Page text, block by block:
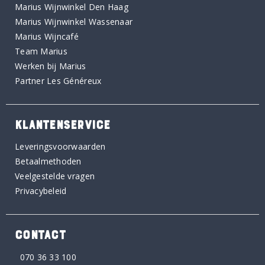
Marius Wijnwinkel Den Haag
Marius Wijnwinkel Wassenaar
Marius Wijncafé
Team Marius
Werken bij Marius
Partner Les Généreux
KLANTENSERVICE
Leveringsvoorwaarden
Betaalmethoden
Veelgestelde vragen
Privacybeleid
CONTACT
070 36 33 100